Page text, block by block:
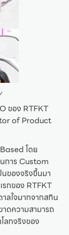
ของ RTFKT
of Product
โดย
การ Custom
นของจริงขึ้นมา
กของ RTFKT
ลใจมากจากสกิน
ดความสามารถ
ลกจริงของ